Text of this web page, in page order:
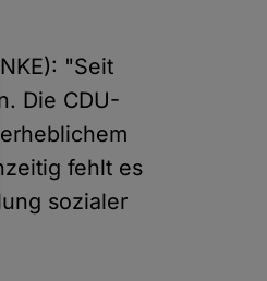
"Seit
Die CDU-
fehlt es
sozialer